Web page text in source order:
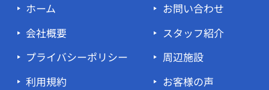
ホーム
会社概要
プライバシーポリシー
利用規約
お問い合わせ
スタッフ紹介
周辺施設
お客様の声